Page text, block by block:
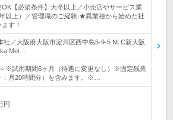
OK【必須条件】大卒以上／小売店やサービス業
以上）／管理職のご経験 ★異業種から始めた社
す！
社／大阪府大阪市淀川区西中島5-9-5 NLC新大阪
Met…
※試用期間6ヶ月（待遇に変更なし）※固定残業
：月20時間分）を含みます。※…
円